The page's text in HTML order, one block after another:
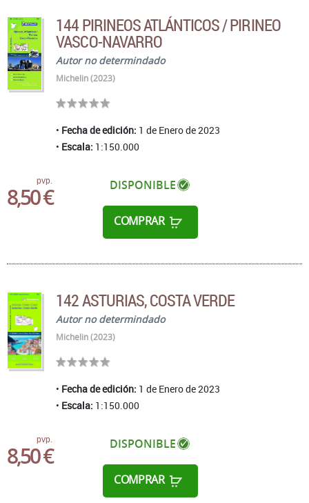
144 PIRINEOS ATLÁNTICOS / PIRINEO
VASCO-NAVARRO
Autor no determindado
Michelin (2023)
Fecha de edición: 1 de Enero de 2023
Escala: 1:150.000
pvp.
8,50 € DISPONIBLE
COMPRAR
142 ASTURIAS, COSTA VERDE
Autor no determindado
Michelin (2023)
Fecha de edición: 1 de Enero de 2023
Escala: 1:150.000
pvp.
8,50 € DISPONIBLE
COMPRAR